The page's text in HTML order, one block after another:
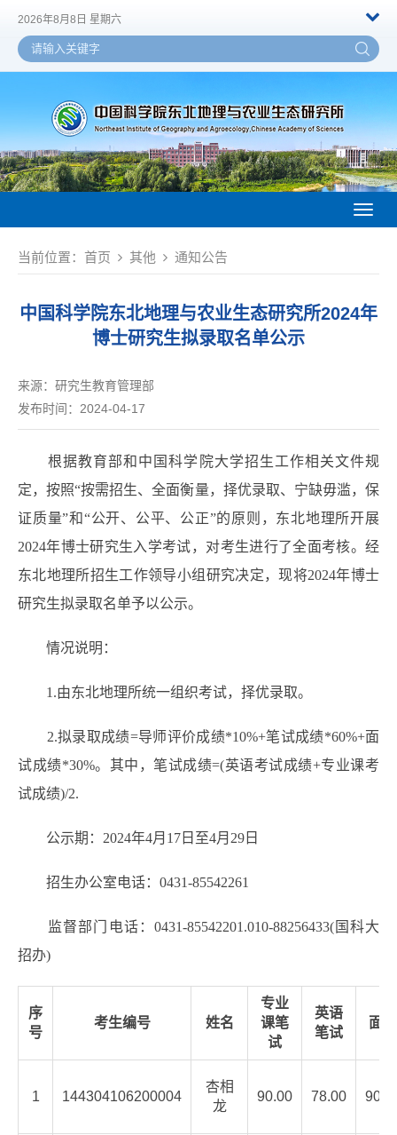
2026年8月8日 星期六
当前位置： 首页 其他 通知公告
中国科学院东北地理与农业生态研究所2024年
博士研究生拟录取名单公示
来源： 研究生教育管理部
发布时间：2024-04-17
根据教育部和中国科学院大学招生工作相关文件规
定，按照“按需招生、全面衡量，择优录取、宁缺毋滥，保
证质量”和“公开、公平、公正”的原则，东北地理所开展
2024年博士研究生入学考试，对考生进行了全面考核。经
东北地理所招生工作领导小组研究决定，现将2024年博士
研究生拟录取名单予以公示。
情况说明：
1.由东北地理所统一组织考试，择优录取。
2.拟录取成绩=导师评价成绩*10%+笔试成绩*60%+面
试成绩*30%。其中，笔试成绩=(英语考试成绩+专业课考
试成绩)/2.
公示期：2024年4月17日至4月29日
招生办公室电话：0431-85542261
监督部门电话：0431-85542201.010-88256433(国科大
招办)
序
号
考生编号 姓名
专业
课笔
试
英语
笔试
面试
1 144304106200004
杏相
龙
90.00 78.00